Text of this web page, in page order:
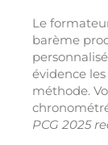
Le
barème
évidence
méthode.
PCG 2025